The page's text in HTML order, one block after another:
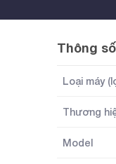
Thông
Loại máy
Thương
Model